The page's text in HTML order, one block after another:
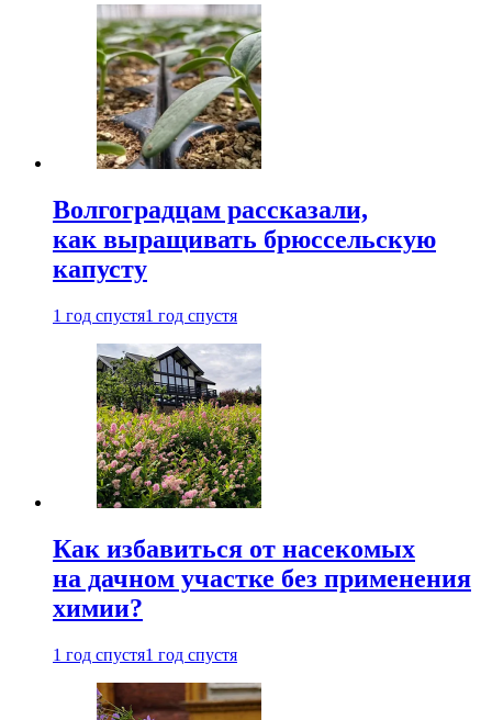
Волгоградцам рассказали,
как выращивать брюссельскую
капусту
1 год спустя1 год спустя
Как избавиться от насекомых
на дачном участке без применения
химии?
1 год спустя1 год спустя